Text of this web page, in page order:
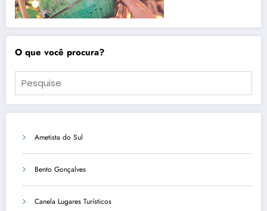
O que você procura?
Ametista do Sul
Bento Gonçalves
Canela Lugares Turísticos